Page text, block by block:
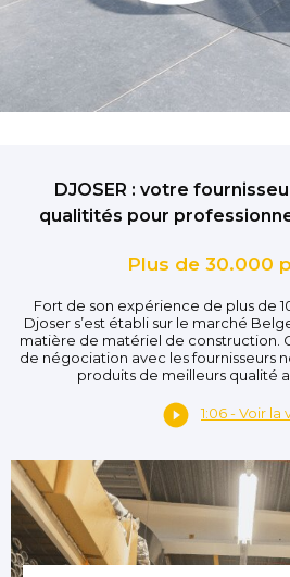
DJOSER : votre
qualitités pour
Plus de 30.000
Fort de son expérience de plus de
Djoser s’est établi sur le marché
matière de matériel de construction.
de négociation avec les fournisseurs
produits de meilleurs qualité
1:06 - Voir la